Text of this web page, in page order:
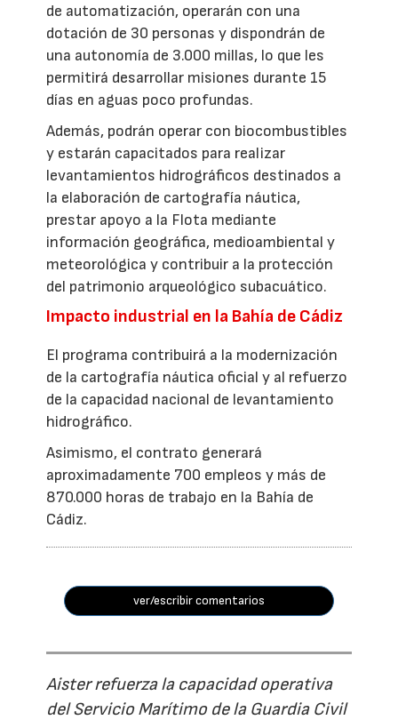
de automatización, operarán con una
dotación de 30 personas y dispondrán de
una autonomía de 3.000 millas, lo que les
permitirá desarrollar misiones durante 15
días en aguas poco profundas.
Además, podrán operar con biocombustibles
y estarán capacitados para realizar
levantamientos hidrográficos destinados a
la elaboración de cartografía náutica,
prestar apoyo a la Flota mediante
información geográfica, medioambiental y
meteorológica y contribuir a la protección
del patrimonio arqueológico subacuático.
Impacto industrial en la Bahía de Cádiz
El programa contribuirá a la modernización
de la cartografía náutica oficial y al refuerzo
de la capacidad nacional de levantamiento
hidrográfico.
Asimismo, el contrato generará
aproximadamente 700 empleos y más de
870.000 horas de trabajo en la Bahía de
Cádiz.
ver/escribir comentarios
Aister refuerza la capacidad operativa
del Servicio Marítimo de la Guardia Civil